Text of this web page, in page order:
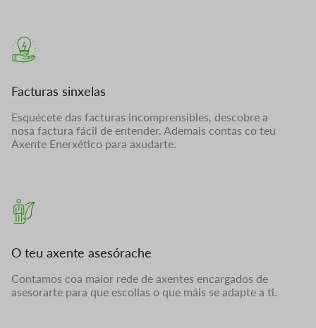
Facturas sinxelas
Esquécete das facturas incomprensibles, descobre a
nosa factura fácil de entender. Ademais contas co teu
Axente Enerxético para axudarte.
O teu axente asesórache
Contamos coa maior rede de axentes encargados de
asesorarte para que escollas o que máis se adapte a ti.